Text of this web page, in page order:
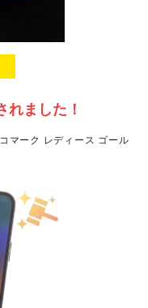
れました！
マーク レディース ゴール